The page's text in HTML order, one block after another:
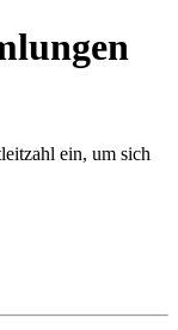
ein, um sich